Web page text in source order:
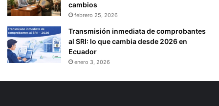
cambios
febrero 25, 2026
Transmisión inmediata de comprobantes
al SRI: lo que cambia desde 2026 en
Ecuador
enero 3, 2026